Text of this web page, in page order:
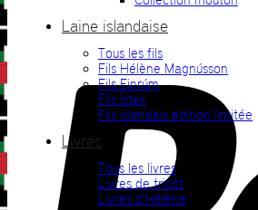
Laine islandaise
Tous les fils
Fils Hélène Magnússon
Fils Einrúm
Fils Ístex
Fils islandais édition limitée
Livres
Tous les livres
Livres de tricot
Livres d’Hélène